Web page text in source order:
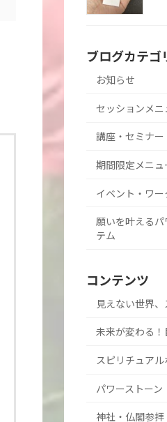
ブログカテゴ
お知らせ
セッションメニ
講座・セミナー
期間限定メニュ
イベント・ワ
願いを叶えるパ
テム
コンテンツ
見えない世界
未来が変わる
スピリチュアル
パワーストー
神社・仏閣参拝